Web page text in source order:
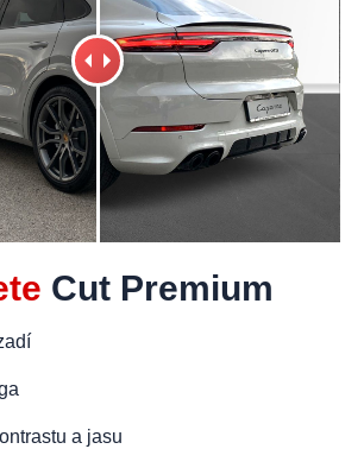
Cut Premium
a jasu